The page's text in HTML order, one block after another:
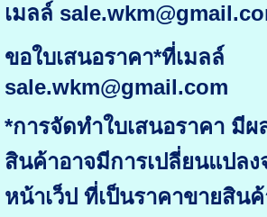
เมลล์
ขอใบเสนอราคา*ที่เมลล์
sale.wkm@gmail.com
*การจัดทำใบเสนอราคา มีผ
สินค้าอาจมีการเปลี่ยนแปลง
หน้าเว็ป ที่เป็นราคาขายสิน